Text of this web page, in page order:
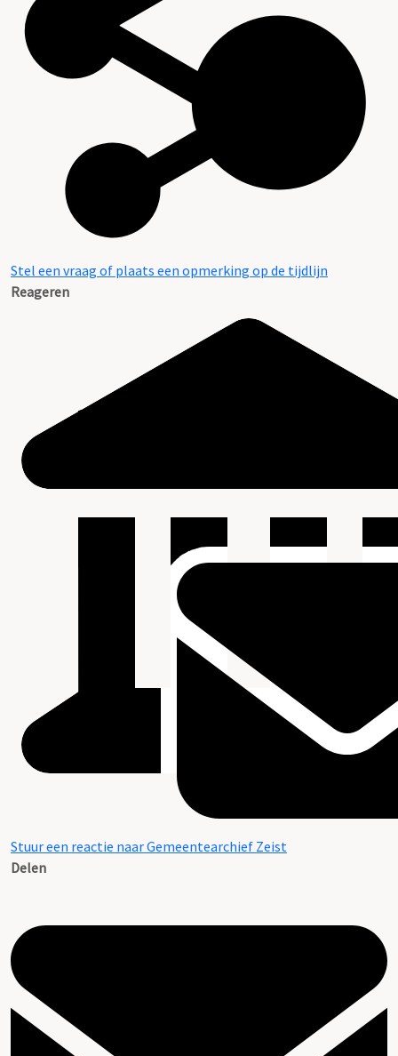
Stel een vraag of plaats een opmerking op de tijdlijn
Reageren
Stuur een reactie naar Gemeentearchief Zeist
Delen